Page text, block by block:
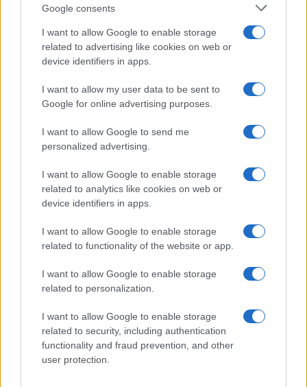
Google consents
I want to allow Google to enable storage
related to advertising like cookies on web or
device identifiers in apps.
I want to allow my user data to be sent to
Google for online advertising purposes.
I want to allow Google to send me
personalized advertising.
I want to allow Google to enable storage
related to analytics like cookies on web or
device identifiers in apps.
I want to allow Google to enable storage
related to functionality of the website or app.
I want to allow Google to enable storage
related to personalization.
I want to allow Google to enable storage
related to security, including authentication
functionality and fraud prevention, and other
user protection.
Continua a leggere